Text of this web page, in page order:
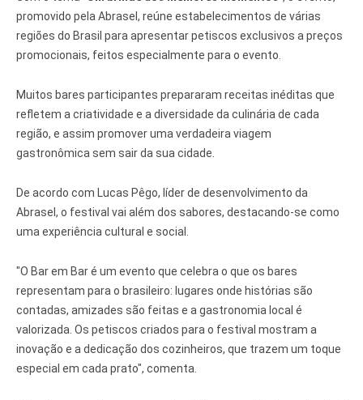
promovido pela Abrasel, reúne estabelecimentos de várias
regiões do Brasil para apresentar petiscos exclusivos a preços
promocionais, feitos especialmente para o evento.
Muitos bares participantes prepararam receitas inéditas que
refletem a criatividade e a diversidade da culinária de cada
região, e assim promover uma verdadeira viagem
gastronômica sem sair da sua cidade.
De acordo com Lucas Pêgo, líder de desenvolvimento da
Abrasel, o festival vai além dos sabores, destacando-se como
uma experiência cultural e social.
"O Bar em Bar é um evento que celebra o que os bares
representam para o brasileiro: lugares onde histórias são
contadas, amizades são feitas e a gastronomia local é
valorizada. Os petiscos criados para o festival mostram a
inovação e a dedicação dos cozinheiros, que trazem um toque
especial em cada prato", comenta.